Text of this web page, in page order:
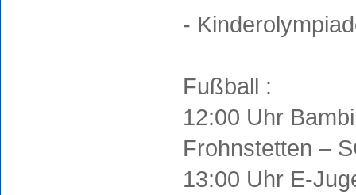
-
Fußball :
12:00 Uhr
Frohnstetten –
13:00 Uhr E-